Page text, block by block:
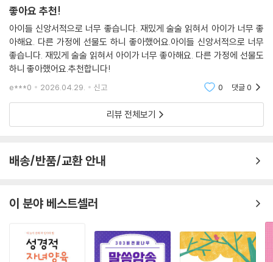
슈퍼북 3권 『요셉과 바로의 꿈』은 성경 창세기 37장, 39-45장 현장으로
떠나는 시간 여행기다. 요셉은 지도자가 되는 꿈을 두 번이나 꾸었지만 노
예로 팔리기도 하고 누명을 쓰고 감옥에 갇히기도 한다. 그러나 결국 요셉
을 향한 하나님의 계획은 뜻밖의 놀라운 방법으로 이루어진다. 어떻게 하
면 우리 계획보다 하나님의 계획이 더 좋으며 하나님이 모든 것을 합력해
선을 이루심을 믿을 수 있을까? 요셉은 예기치 못한 어려움을 당할 때도 하
나님을 신뢰했고 맡은 일에 성실했으며 자기를 괴롭힌 사람들을 용서했다.
하나님은 그런 요셉을 통해 많은 생명을 구하셨다. 모든 일이 자기 뜻대로
안 될 때도 하나님과 함께했던 요셉의 삶 속으로, 사랑하는 우리 아이들을
이 책에서는 고난 중에도 하나님의 섭리를 신뢰한 요셉의 인생, 요셉과 늘
게 펼쳐진다. 암송 성경 구절과 기도, 퀴즈와 활동 자료 등은 어린이들이 요
셉의 인생 여정에 참여하는 통로가 된다. 『슈퍼북 시리즈』는 흥미로운 성
성경 학습 만화로서, 다음 세대에게 참된 성경적 믿음을 가르치기 원하는
가정과 교회학교에 든든한 동역자요 유용한 도구로서 부족함이 없다.
좋아요 추천!
아이들 신앙서적으로 너무 좋습니다. 재밌게 술술 읽혀서 아이가 너무 좋
아해요. 다른 가정에 선물도 하니 좋아했어요.아이들 신앙서적으로 너무
좋습니다. 재밌게 술술 읽혀서 아이가 너무 좋아해요. 다른 가정에 선물도
하니 좋아했어요.추천합니다!
e***0 2026.04.29. 신고 0 댓글0
리뷰 전체보기
배송/반품/교환 안내
이 분야 베스트셀러